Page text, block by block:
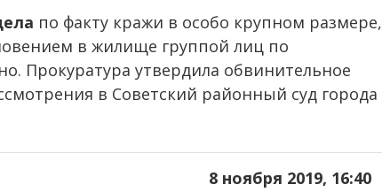
по факту кражи в особо крупном размере,
в жилище группой лиц по
Прокуратура утвердила обвинительное
в Советский районный суд города
8 ноября 2019, 16:40